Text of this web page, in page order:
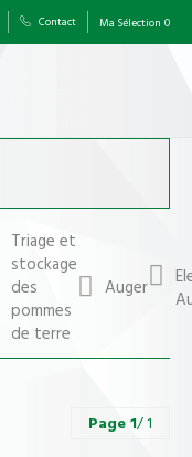
Contact Ma Sélection 0
Triage et
stockage
des
pommes
de terre
Auger
Page1/ 1